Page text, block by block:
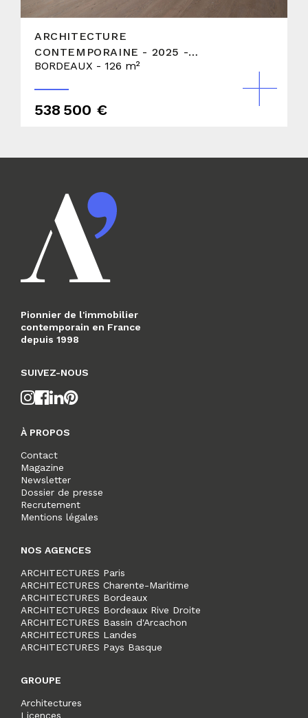
ARCHITECTURE
CONTEMPORAINE - 2025 -
APPARTEMENT TYPE 5
BORDEAUX - 126 m²
538 500 €
Pionnier de l'immobilier
contemporain en France
depuis 1998
SUIVEZ-NOUS
À PROPOS
Contact
Magazine
Newsletter
Dossier de presse
Recrutement
Mentions légales
NOS AGENCES
ARCHITECTURES Paris
ARCHITECTURES Charente-Maritime
ARCHITECTURES Bordeaux
ARCHITECTURES Bordeaux Rive Droite
ARCHITECTURES Bassin d'Arcachon
ARCHITECTURES Landes
ARCHITECTURES Pays Basque
GROUPE
Architectures
Licences